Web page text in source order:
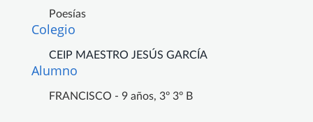
Poesías
Colegio
CEIP MAESTRO JESÚS GARCÍA
Alumno
FRANCISCO - 9 años, 3º 3º B